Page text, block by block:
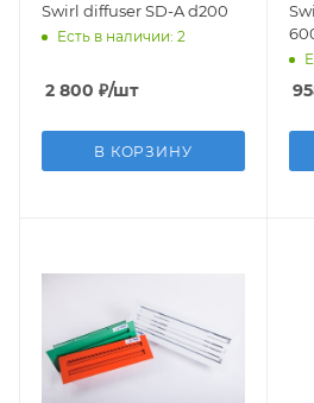
Swirl diffuser SD-A d200
Есть в наличии: 2
2 800 ₽/шт
В КОРЗИНУ